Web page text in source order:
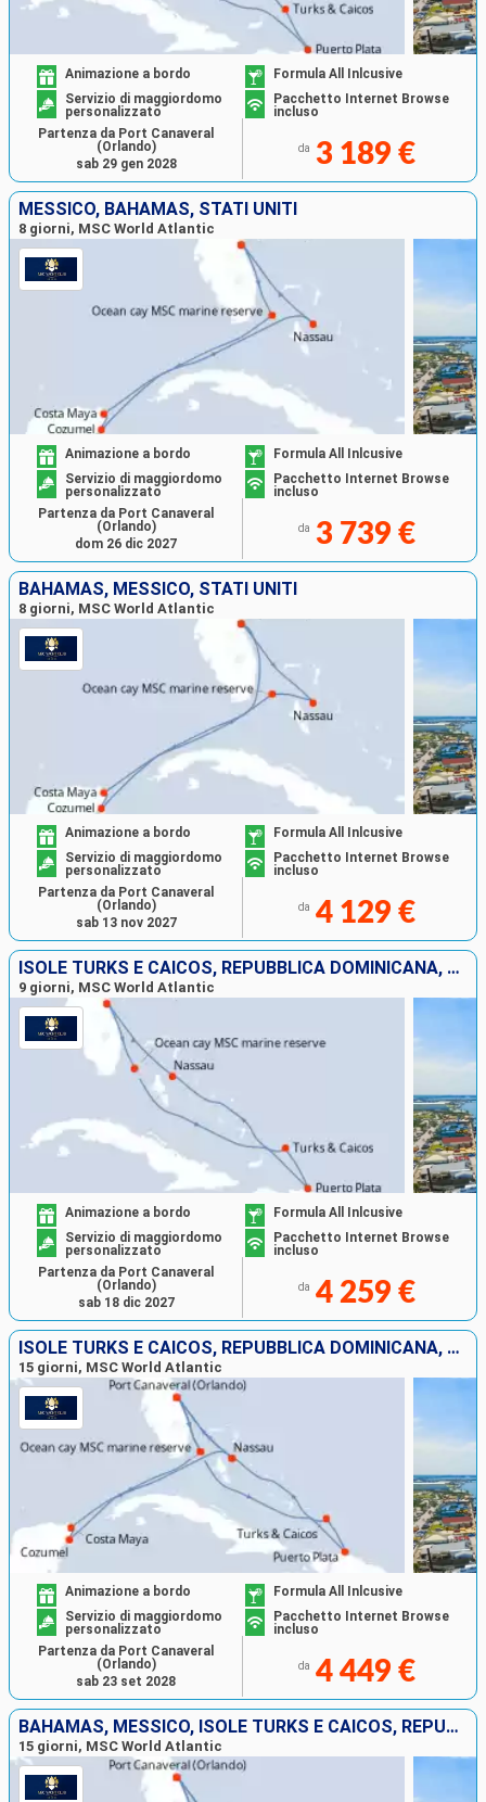
Animazione a bordo
Formula All Inlcusive
Servizio di maggiordomo
personalizzato
Pacchetto Internet Browse
incluso
da 3 189 €
Partenza da Port Canaveral
(Orlando)
sab 29 gen 2028
MESSICO, BAHAMAS, STATI UNITI
8 giorni, MSC World Atlantic
Animazione a bordo
Formula All Inlcusive
Servizio di maggiordomo
personalizzato
Pacchetto Internet Browse
incluso
da 3 739 €
Partenza da Port Canaveral
(Orlando)
dom 26 dic 2027
BAHAMAS, MESSICO, STATI UNITI
8 giorni, MSC World Atlantic
Animazione a bordo
Formula All Inlcusive
Servizio di maggiordomo
personalizzato
Pacchetto Internet Browse
incluso
da 4 129 €
Partenza da Port Canaveral
(Orlando)
sab 13 nov 2027
ISOLE TURKS E CAICOS, REPUBBLICA DOMINICANA, BAHAMAS, STATI UNITI
9 giorni, MSC World Atlantic
Animazione a bordo
Formula All Inlcusive
Servizio di maggiordomo
personalizzato
Pacchetto Internet Browse
incluso
da 4 259 €
Partenza da Port Canaveral
(Orlando)
sab 18 dic 2027
ISOLE TURKS E CAICOS, REPUBBLICA DOMINICANA, BAHAMAS, MESSICO, STATI UNITI
15 giorni, MSC World Atlantic
Animazione a bordo
Formula All Inlcusive
Servizio di maggiordomo
personalizzato
Pacchetto Internet Browse
incluso
da 4 449 €
Partenza da Port Canaveral
(Orlando)
sab 23 set 2028
BAHAMAS, MESSICO, ISOLE TURKS E CAICOS, REPUBBLICA DOMINICANA, STATI UNITI
15 giorni, MSC World Atlantic